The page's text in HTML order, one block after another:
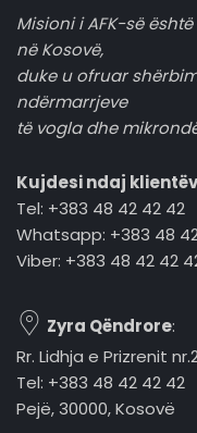
Misioni i AFK-së
në Kosovë,
duke u ofruar
ndërmarrjeve
të vogla dhe
Kujdesi ndaj
Tel: +383 48 42 42 42
Whatsapp: +383 48
Viber: +383 48 42 42
Zyra Qëndrore:
Rr. Lidhja e Prizrenit
Tel: +383 48 42 42 42
Pejë, 30000, Kosovë